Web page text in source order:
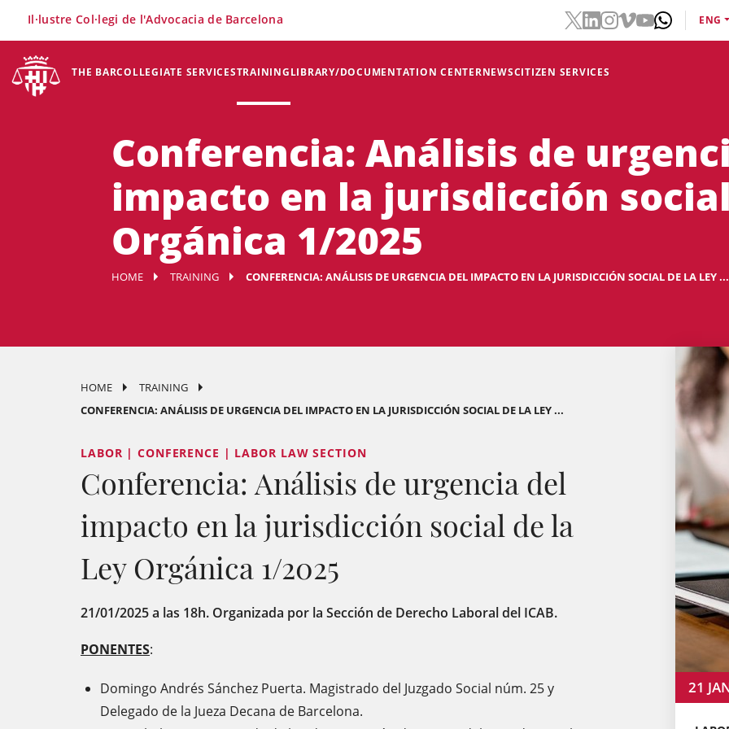
THE BARCOLLEGIATE SERVICESTRAININGLIBRARY/DOCUMENTATION CENTERNEWSCITIZEN SERVICES
Il·lustre Col·legi de l'Advocacia de Barcelona ENG
Conferencia: Análisis de
impacto en la jurisdicción
Orgánica 1/2025
HOME TRAINING CONFERENCIA: ANÁLISIS DE URGENCIA DEL IMPACTO EN LA JURISDICCIÓN SOCIAL DE LA LEY ...
HOME
TRAINING
CONFERENCIA: ANÁLISIS DE URGENCIA DEL IMPACTO EN LA JURISDICCIÓN SOCIAL DE LA LEY ...
LABOR | CONFERENCE | LABOR LAW SECTION
Conferencia: Análisis de urgencia del
impacto en la jurisdicción social de la
Ley Orgánica 1/2025
21/01/2025 a las 18h. Organizada por la Sección de Derecho Laboral del ICAB.
PONENTES:
Domingo Andrés Sánchez Puerta. Magistrado del Juzgado Social núm. 25 y
Delegado de la Jueza Decana de Barcelona.
21